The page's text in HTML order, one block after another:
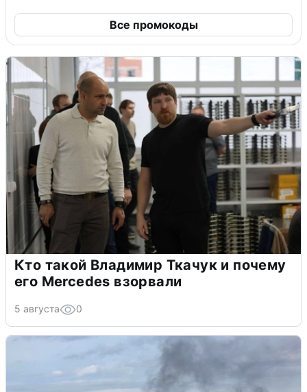
Все промокоды
Кто такой Владимир Ткачук и почему
его Mercedes взорвали
5 августа 0